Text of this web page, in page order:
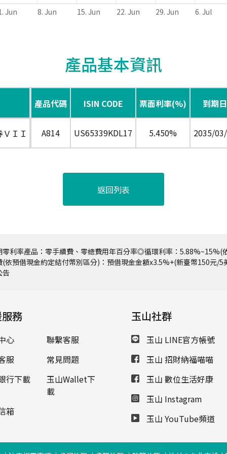
Jun 8. Jun 15. Jun 22. Jun 29. Jun 6. Jul
產品基本資訊
產品代碼 ISIN CODE 票面利率(%) 到期日
ＩＩ A814 US65339KDL17 5.450% 2035/
返回列表
利率產品：零手續費、零總費用年百分率◎循環利率：
(依預借現金約定結付幣別區分)：預借現金金額x3.5%+(新臺幣150元
告
務
心
聯繫客服
服
常見問題
行下載
玉山Wallet下
載
箱
玉山社群
玉山 LINE官方帳號
玉山 招財納福喵喵
玉山 數位生活好康
玉山 Instagram
玉山 YouTube頻道